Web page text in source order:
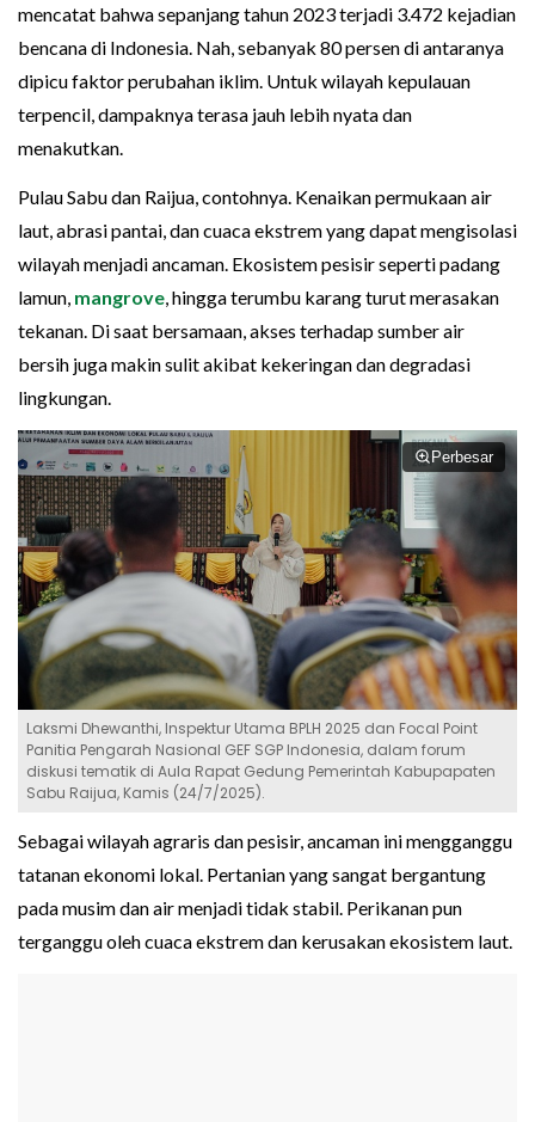
mencatat bahwa sepanjang tahun 2023 terjadi 3.472 kejadian
bencana di Indonesia. Nah, sebanyak 80 persen di antaranya
dipicu faktor perubahan iklim. Untuk wilayah kepulauan
terpencil, dampaknya terasa jauh lebih nyata dan
menakutkan.
Pulau Sabu dan Raijua, contohnya. Kenaikan permukaan air
laut, abrasi pantai, dan cuaca ekstrem yang dapat mengisolasi
wilayah menjadi ancaman. Ekosistem pesisir seperti padang
lamun, mangrove , hingga terumbu karang turut merasakan
tekanan. Di saat bersamaan, akses terhadap sumber air
bersih juga makin sulit akibat kekeringan dan degradasi
lingkungan.
Perbesar
Laksmi Dhewanthi, Inspektur Utama BPLH 2025 dan Focal Point
Panitia Pengarah Nasional GEF SGP Indonesia, dalam forum
diskusi tematik di Aula Rapat Gedung Pemerintah Kabupapaten
Sabu Raijua, Kamis (24/7/2025).
Sebagai wilayah agraris dan pesisir, ancaman ini mengganggu
tatanan ekonomi lokal. Pertanian yang sangat bergantung
pada musim dan air menjadi tidak stabil. Perikanan pun
terganggu oleh cuaca ekstrem dan kerusakan ekosistem laut.